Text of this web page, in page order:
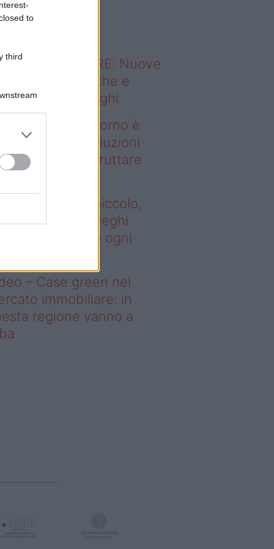
to
third
sapevi che...
ABITARE: Nuove
domestiche e
dei luoghi
– Se il soggiorno è
queste soluzioni
aiutano a sfruttare
il soggiorno è piccolo,
soluzioni Deghi
a sfruttare ogni
– Case green nel
immobiliare: in
regione vanno a